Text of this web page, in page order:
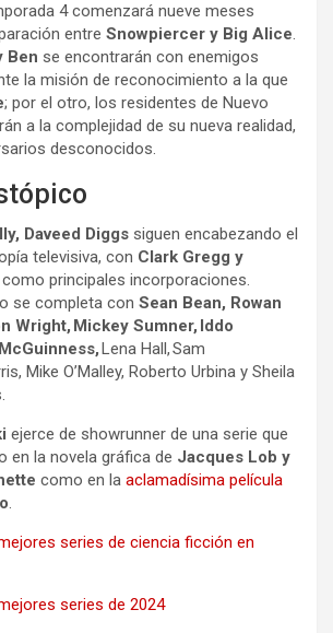
4 comenzará nueve meses
entre Snowpiercer y Big Alice.
Ben se encontrarán con enemigos
la misión de reconocimiento a la que
; por el otro, los residentes de Nuevo
a la complejidad de su nueva realidad,
desconocidos.
Daveed Diggs siguen encabezando el
televisiva, con Clark Gregg y
principales incorporaciones.
se completa con Sean Bean, Rowan
Wright, Mickey Sumner, Iddo
Lena Hall, Sam
Mike O’Malley, Roberto Urbina y Sheila
ejerce de showrunner de una serie que
en la novela gráfica de Jacques Lob y
como en la aclamadísima película
.
series de ciencia ficción en
series de 2024